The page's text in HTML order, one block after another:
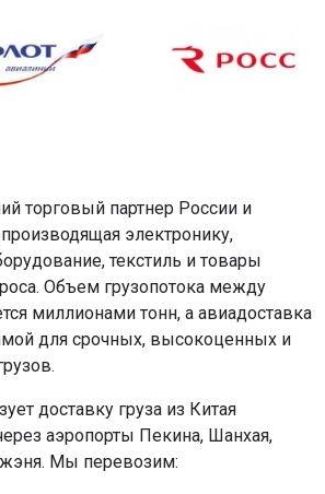
торговый партнер России и
электронику,
текстиль и товары
Объем грузопотока между
миллионами тонн, а авиадоставка
для срочных, высокоценных и
доставку груза из Китая
аэропорты Пекина, Шанхая,
Мы перевозим: